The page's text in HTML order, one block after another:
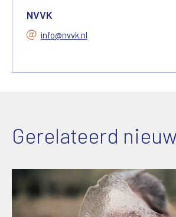
NVVK
info@nvvk.nl
Gerelateerd